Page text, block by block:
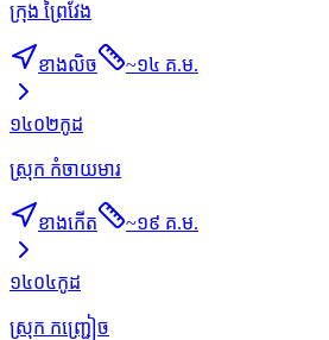
ក្រុង ព្រៃវែង
ខាងលិច ~១៤ គ.ម.
១៤០២កូដ
ស្រុក កំចាយមារ
ខាងកើត ~១៩ គ.ម.
១៤០៤កូដ
ស្រុក កញ្ជ្រៀច